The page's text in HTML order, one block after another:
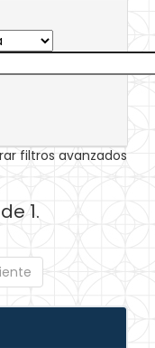
filtros avanzados
1.